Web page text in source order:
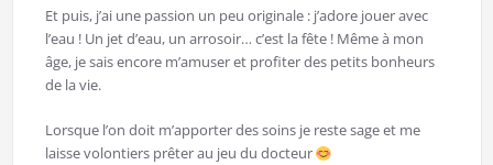
Et puis, j’ai une passion un peu originale : j’adore jouer avec
l’eau ! Un jet d’eau, un arrosoir… c’est la fête ! Même à mon
âge, je sais encore m’amuser et profiter des petits bonheurs
de la vie.
Lorsque l’on doit m’apporter des soins je reste sage et me
laisse volontiers prêter au jeu du docteur